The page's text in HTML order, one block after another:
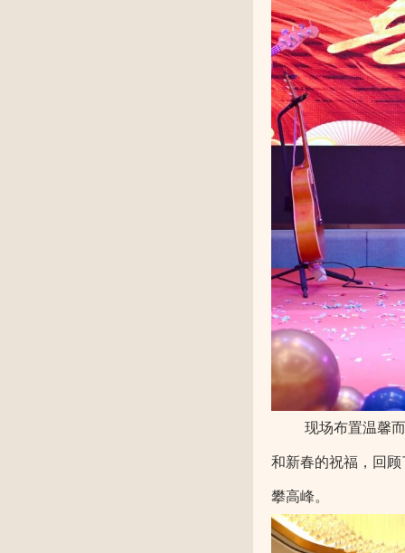
现场布置温馨
和新春的祝福，回
攀高峰。